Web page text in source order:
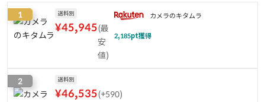
1 送料別
¥45,945(最
安
値)
カメラのキタムラ
2,185pt獲得
2 送料別
¥46,535(+590)